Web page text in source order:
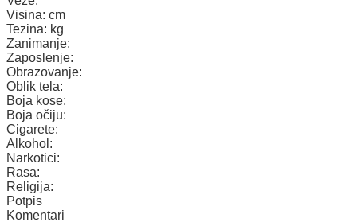
Visina: cm
Tezina: kg
Zanimanje:
Zaposlenje:
Obrazovanje:
Oblik tela:
Boja kose:
Boja očiju:
Cigarete:
Alkohol:
Narkotici:
Rasa:
Religija:
Potpis
Komentari